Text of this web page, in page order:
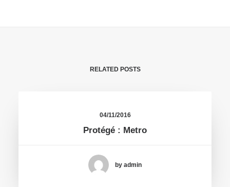
RELATED POSTS
04/11/2016
Protégé : Metro
by admin